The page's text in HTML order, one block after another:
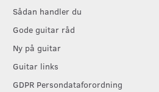
Sådan handler du
Gode guitar råd
Ny på guitar
Guitar links
GDPR Persondataforordning